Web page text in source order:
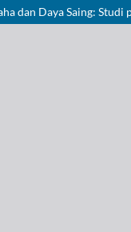
dan Daya Saing: Studi